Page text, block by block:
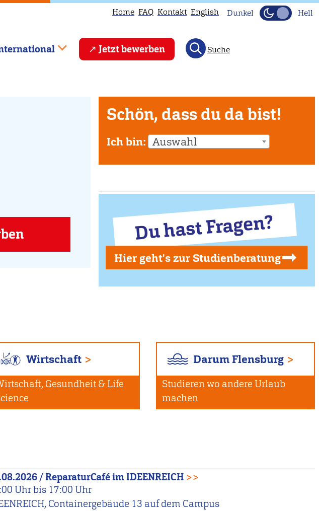
Home FAQ Kontakt English Dunkel Hell
Jetzt bewerben Suche
Schön, dass du da bist!
Ich bin: Auswahl
Du hast Fragen?
Hier geht's zur Studienberatung
Wirtschaft
Gesundheit & Life
Darum Flensburg
Studieren wo andere Urlaub
machen
/ReparaturCafé im IDEENREICH >>
Uhr bis 17:00 Uhr
Containergebäude 13 auf dem Campus